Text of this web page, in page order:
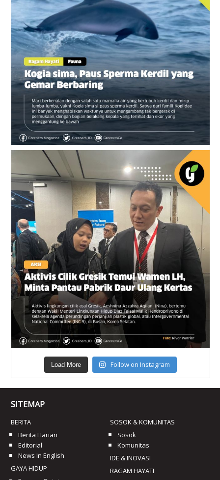
Load More Follow on Instagram
SITEMAP
BERITA
Berita Harian
Editorial
News In English
GAYA HIDUP
SOSOK & KOMUNITAS
Sosok
Komunitas
IDE & INOVASI
RAGAM HAYATI